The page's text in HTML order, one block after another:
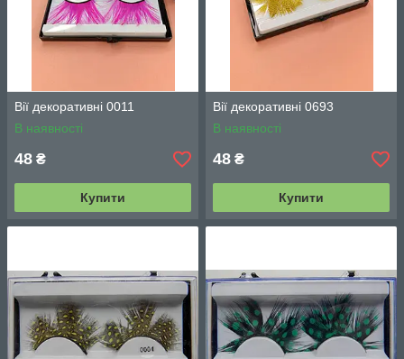
Вії декоративні 0011
В наявності
48 ₴
Купити
Вії декоративні 0693
В наявності
48 ₴
Купити